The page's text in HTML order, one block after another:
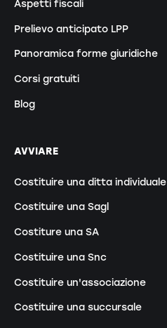
Aspetti fiscali
Prelievo anticipato LPP
Panoramica forme giuridiche
Corsi gratuiti
Blog
AVVIARE
Costituire una ditta individuale
Costituire una Sagl
Costiture una SA
Costituire una Snc
Costituire un'associazione
Costituire una succursale